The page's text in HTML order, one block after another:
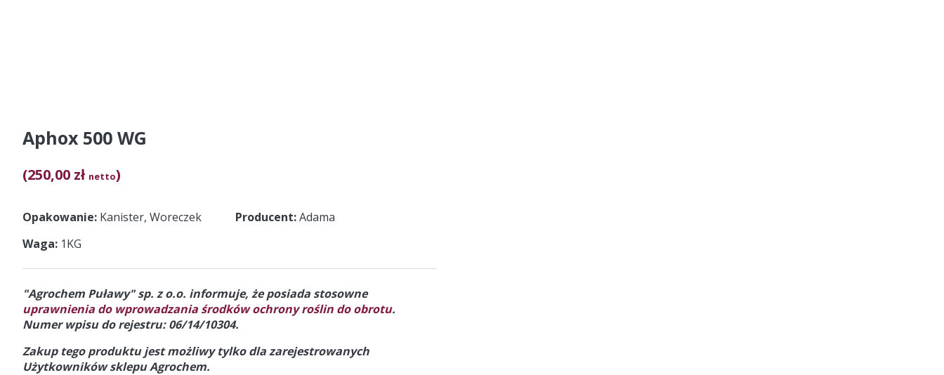
Aphox 500 WG
(250,00 zł netto)
Opakowanie Kanister, Woreczek
Waga 1KG
Producent Adama
"Agrochem Puławy" sp. z o.o. informuje, że posiada stosowne
uprawnienia do wprowadzania środków ochrony roślin do obrotu.
Numer wpisu do rejestru: 06/14/10304.
Zakup tego produktu jest możliwy tylko dla zarejestrowanych
Użytkowników sklepu Agrochem.